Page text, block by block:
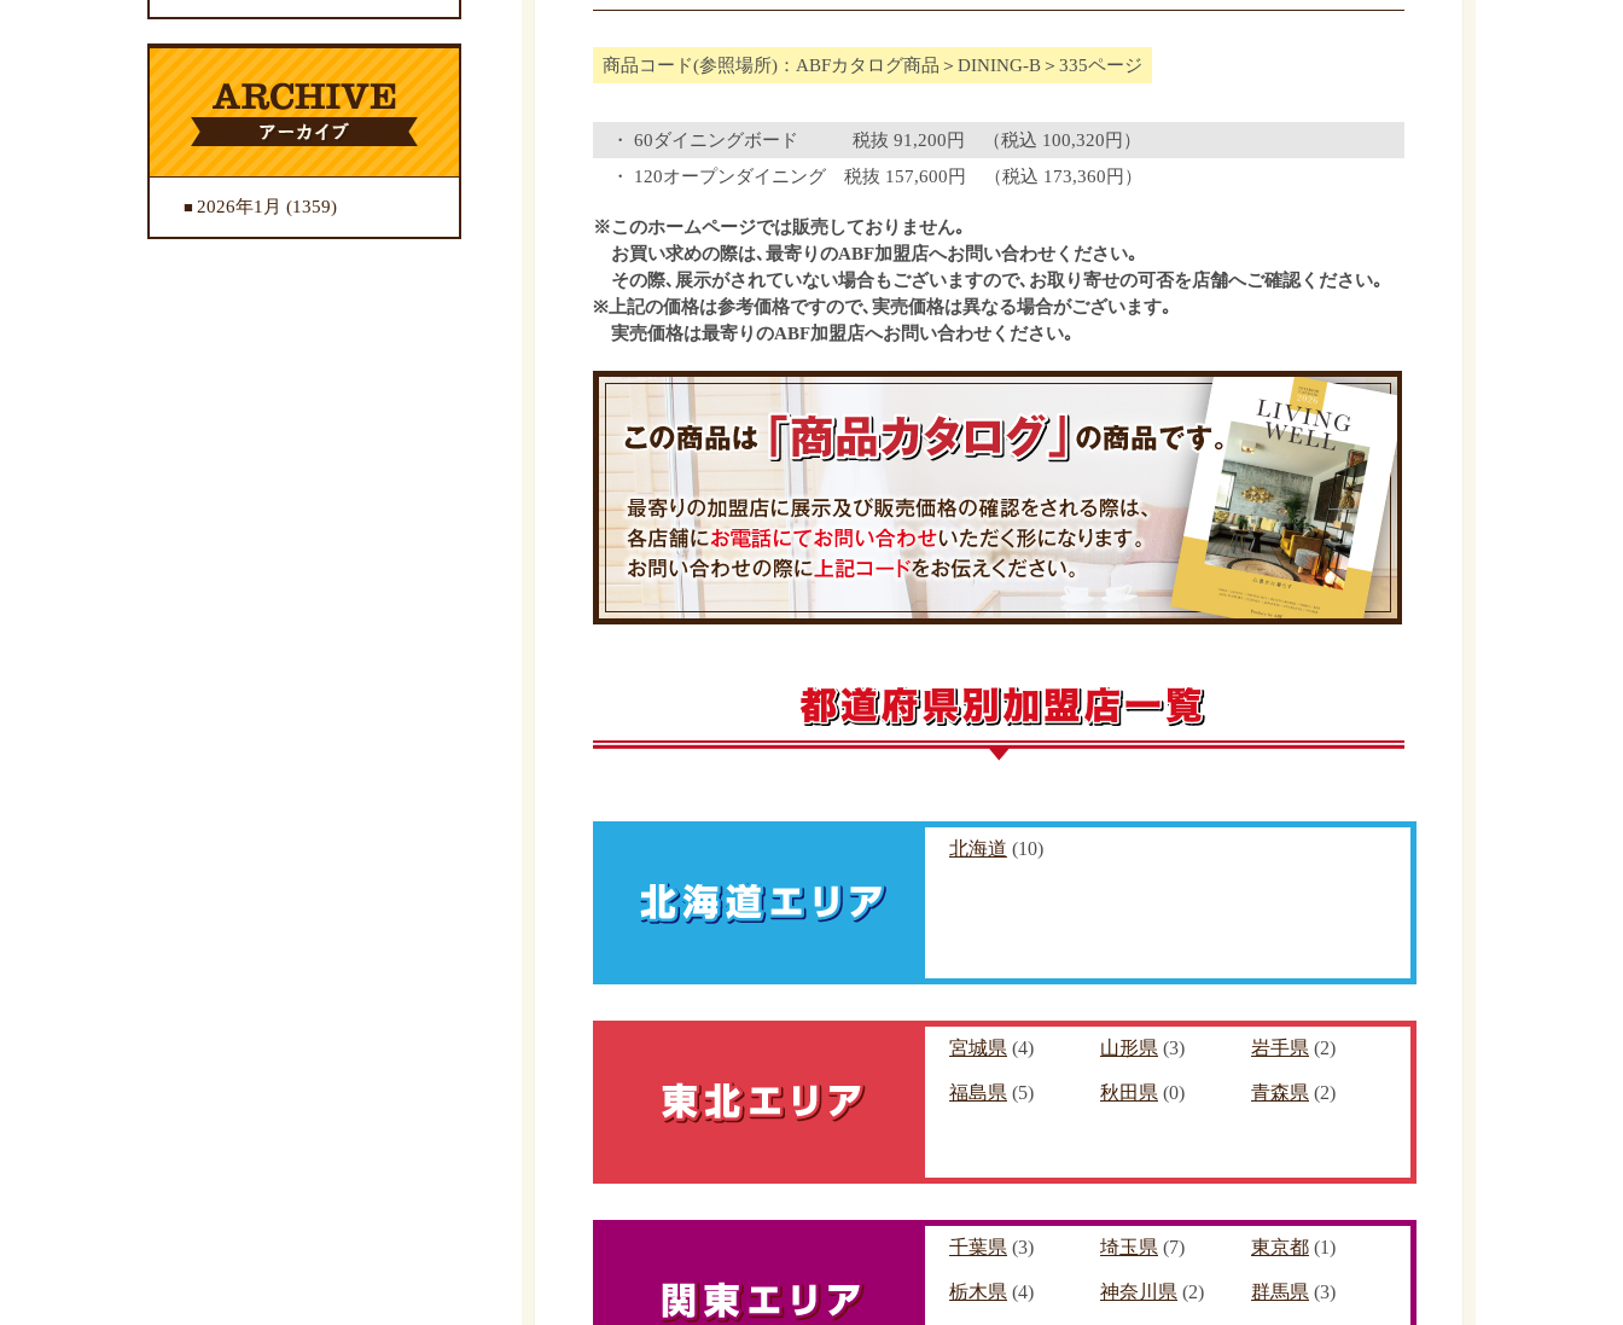
2026年1月 (1359)
商品コード(参照場所)：ABFカタログ商品＞DINING-B＞335ページ
60ダイニングボード 税抜 91,200円 （税込 100,320円）
120オープンダイニング 税抜 157,600円 （税込 173,360円）
※このホームページでは販売しておりません｡
お買い求めの際は､最寄りのABF加盟店へお問い合わせください｡
その際､展示がされていない場合もございますので､お取り寄せの可否を店舗へご確認ください｡
※上記の価格は参考価格ですので､実売価格は異なる場合がございます｡
実売価格は最寄りのABF加盟店へお問い合わせください｡
北海道 (10)
宮城県 (4) 山形県 (3) 岩手県 (2)
福島県 (5) 秋田県 (0) 青森県 (2)
千葉県 (3) 埼玉県 (7) 東京都 (1)
栃木県 (4) 神奈川県 (2) 群馬県 (3)